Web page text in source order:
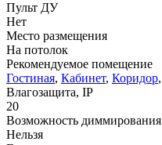
Пульт ДУ
Нет
Место размещения
На потолок
Рекомендуемое помещение
Гостиная, Кабинет, Коридор,
Влагозащита, IP
20
Возможность диммирования
Нельзя